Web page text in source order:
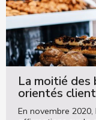
La moitié des
orientés client
En novembre